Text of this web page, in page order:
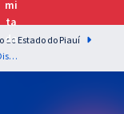
do Estado do Piauí
MP PI - Ministério Público do Estado do Piauí - Redação Discursiva para o Cargo de Técnico Ministerial - Área Administrativa - Professor: Márcio Wesley